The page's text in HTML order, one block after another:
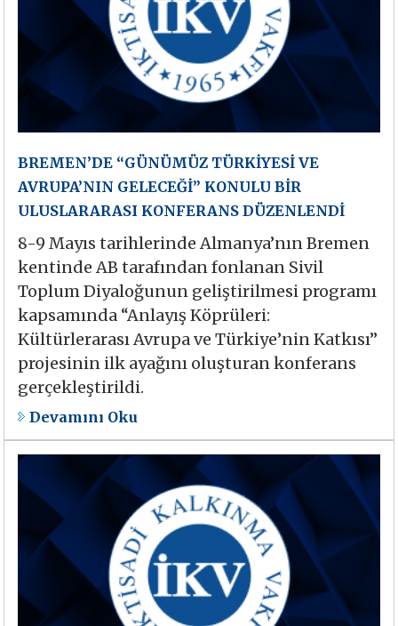
BREMEN’DE “GÜNÜMÜZ TÜRKİYESİ VE
AVRUPA’NIN GELECEĞİ” KONULU BİR
ULUSLARARASI KONFERANS DÜZENLENDİ
8-9 Mayıs tarihlerinde Almanya’nın Bremen
kentinde AB tarafından fonlanan Sivil
Toplum Diyaloğunun geliştirilmesi programı
kapsamında “Anlayış Köprüleri:
Kültürlerarası Avrupa ve Türkiye’nin Katkısı”
projesinin ilk ayağını oluşturan konferans
gerçekleştirildi.
Devamını Oku